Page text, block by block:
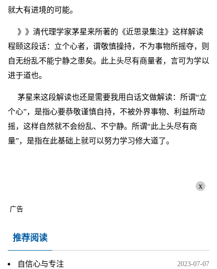
就大有进境的可能。
》》清代理学家茅星来所著的《近思录集注》这样解读
程颐这段话：立个心者，谓敬慎操持，不为事物所摇夺，则
自无纷乱不能宁静之患矣。此上头尽有商量者，言可为学以
进于道也。
茅星来这段解读也还是需要我用白话文做解读：所谓“立
个心”，是指心要恭敬谨慎自持，不被外界事物、利益所动
摇，这样自然就不会纷乱、不宁静。所谓“此上头尽有商
量”，是指在此基础上就可以努力学习修大道了。
x
广告
推荐阅读
自信心与专注 2023-07-07